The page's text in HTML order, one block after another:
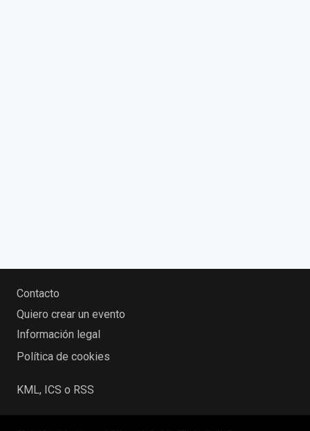
Contacto
Quiero crear un evento
Información legal
Política de cookies
KML, ICS o RSS